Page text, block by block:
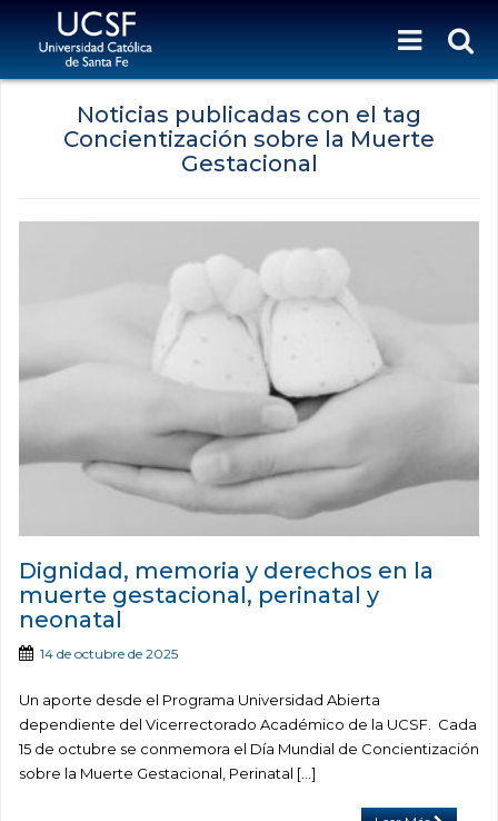
Noticias publicadas con el tag
Concientización sobre la Muerte
Gestacional
Dignidad, memoria y derechos en la
muerte gestacional, perinatal y
neonatal
14 de octubre de 2025
Un aporte desde el Programa Universidad Abierta
dependiente del Vicerrectorado Académico de la UCSF. Cada
15 de octubre se conmemora el Día Mundial de Concientización
sobre la Muerte Gestacional, Perinatal […]